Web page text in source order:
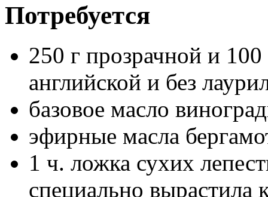
Потребуется
250 г прозрачной и
английской и без
базовое масло
эфирные масла
1 ч. ложка сухих
специально вырастила